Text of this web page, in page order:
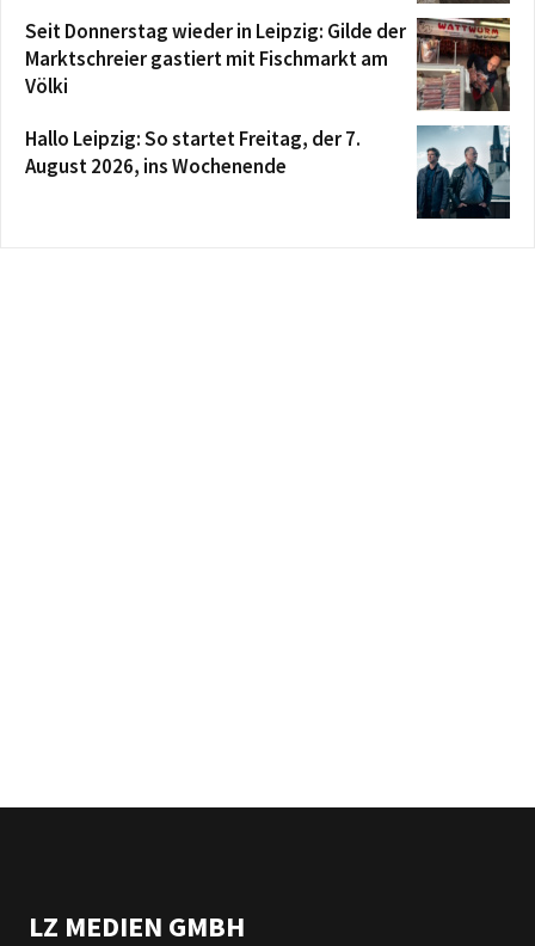
Seit Donnerstag wieder in Leipzig: Gilde der
Marktschreier gastiert mit Fischmarkt am
Völki
Hallo Leipzig: So startet Freitag, der 7.
August 2026, ins Wochenende
LZ MEDIEN GMBH